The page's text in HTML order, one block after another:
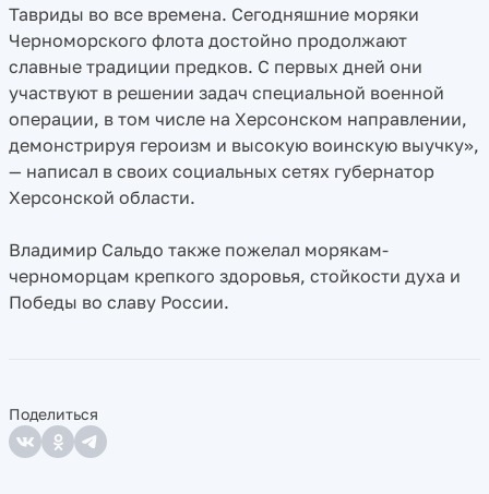
Тавриды во все времена. Сегодняшние моряки
Черноморского флота достойно продолжают
славные традиции предков. С первых дней они
участвуют в решении задач специальной военной
операции, в том числе на Херсонском направлении,
демонстрируя героизм и высокую воинскую выучку»,
— написал в своих социальных сетях губернатор
Херсонской области.
Владимир Сальдо также пожелал морякам-
черноморцам крепкого здоровья, стойкости духа и
Победы во славу России.
Поделиться